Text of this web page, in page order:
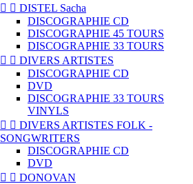
  DISTEL Sacha
DISCOGRAPHIE CD
DISCOGRAPHIE 45 TOURS
DISCOGRAPHIE 33 TOURS
  DIVERS ARTISTES
DISCOGRAPHIE CD
DVD
DISCOGRAPHIE 33 TOURS
VINYLS
  DIVERS ARTISTES FOLK -
SONGWRITERS
DISCOGRAPHIE CD
DVD
  DONOVAN